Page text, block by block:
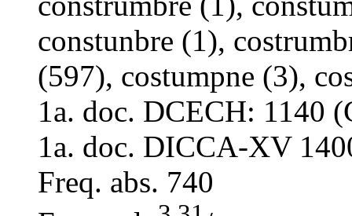
constunbre (1),
(597), costumpne (3),
1a. doc. DCECH: 1140
1a. doc. DICCA-XV
Freq. abs. 740